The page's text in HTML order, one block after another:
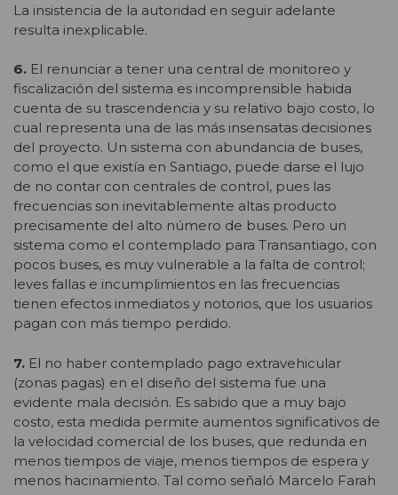
La insistencia de la autoridad en seguir adelante
resulta inexplicable.
6. El renunciar a tener una central de monitoreo y
fiscalización del sistema es incomprensible habida
cuenta de su trascendencia y su relativo bajo costo, lo
cual representa una de las más insensatas decisiones
del proyecto. Un sistema con abundancia de buses,
como el que existía en Santiago, puede darse el lujo
de no contar con centrales de control, pues las
frecuencias son inevitablemente altas producto
precisamente del alto número de buses. Pero un
sistema como el contemplado para Transantiago, con
pocos buses, es muy vulnerable a la falta de control;
leves fallas e incumplimientos en las frecuencias
tienen efectos inmediatos y notorios, que los usuarios
pagan con más tiempo perdido.
7. El no haber contemplado pago extravehicular
(zonas pagas) en el diseño del sistema fue una
evidente mala decisión. Es sabido que a muy bajo
costo, esta medida permite aumentos significativos de
la velocidad comercial de los buses, que redunda en
menos tiempos de viaje, menos tiempos de espera y
menos hacinamiento. Tal como señaló Marcelo Farah